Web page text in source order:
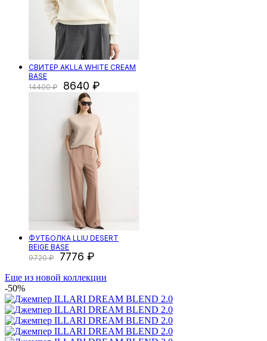
СВИТЕР AKLLA WHITE CREAM
BASE
14400
8640
ФУТБОЛКА LLIU DESERT
BEIGE BASE
9720
7776
Еще из новой коллекции
-50%